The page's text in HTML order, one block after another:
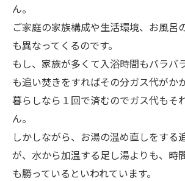
ん。
ご家庭の家族構成や生活環境、お風呂
も異なってくるのです。
もし、家族が多くて入浴時間もバラバ
も追い焚きをすればその分ガス代がか
暮らしなら１回で済むのでガス代もそ
ん。
しかしながら、お湯の温め直しをする
が、水から加温する足し湯よりも、時
も勝っているといわれています。